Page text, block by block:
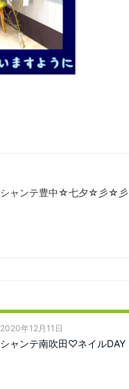
シャンテ豊中☆七夕☆彡☆彡
2020年12月11日
シャンテ南吹田♡ネイルDAY